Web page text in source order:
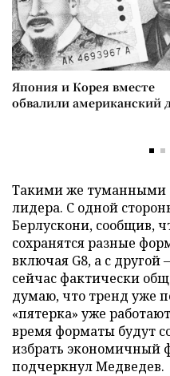
Япония и Корея вместе
обвалили американский
Такими же туманными
лидера. С одной
Берлускони, сообщив,
сохранятся разные
включая G8, а с другой
сейчас фактически
думаю, что тренд уже
«пятерка» уже
время форматы будут
избрать экономичный
подчеркнул Медведев.